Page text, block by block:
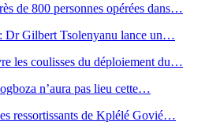
de 800 personnes opérées dans…
Dr Gilbert Tsolenyanu lance un…
les coulisses du déploiement du…
n’aura pas lieu cette…
ressortissants de Kplélé Govié…